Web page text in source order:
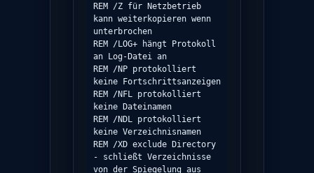
REM /Z für Netzbetrieb
kann weiterkopieren wenn
unterbrochen
REM /LOG+ hängt Protokoll
an Log-Datei an
REM /NP protokolliert
keine Fortschrittsanzeigen
REM /NFL protokolliert
keine Dateinamen
REM /NDL protokolliert
keine Verzeichnisnamen
REM /XD exclude Directory
- schließt Verzeichnisse
von der Spiegelung aus